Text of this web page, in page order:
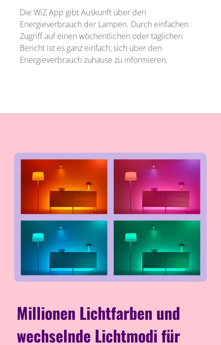
Die WiZ App gibt Auskunft über den
Energieverbrauch der Lampen. Durch einfachen
Zugriff auf einen wöchentlichen oder täglichen
Bericht ist es ganz einfach, sich über den
Energieverbrauch zuhause zu informieren.
Millionen Lichtfarben und
wechselnde Lichtmodi für